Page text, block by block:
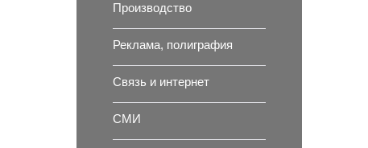
Производство
Реклама, полиграфия
Связь и интернет
СМИ